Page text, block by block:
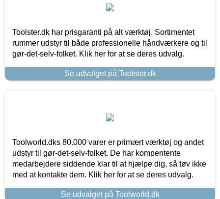
Toolster.dk har prisgaranti på alt værktøj. Sortimentet
rummer udstyr til både professionelle håndværkere og til
gør-det-selv-folket. Klik her for at se deres udvalg.
Se udvalget på Toolster.dk
Toolworld.dks 80.000 varer er primært værktøj og andet
udstyr til gør-det-selv-folket. De har kompentente
medarbejdere siddende klar til at hjælpe dig, så tøv ikke
med at kontakte dem. Klik her for at se deres udvalg.
Se udvalget på Toolworld.dk